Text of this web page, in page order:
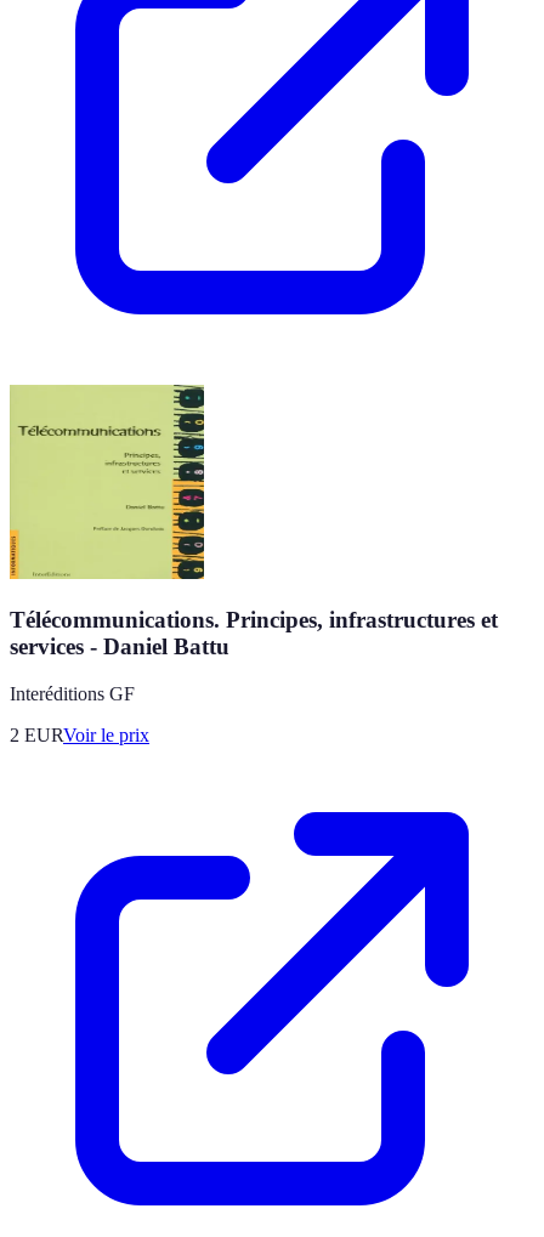
Télécommunications. Principes, infrastructures et
services - Daniel Battu
Interéditions GF
2 EURVoir le prix